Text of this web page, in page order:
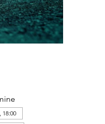
18:00